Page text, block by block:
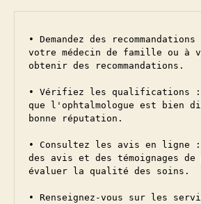
• Demandez des
votre médecin de famille ou à
obtenir des recommandations.
• Vérifiez les qualifications :
que l'ophtalmologue est bien
bonne réputation.
• Consultez les avis en ligne :
des avis et des témoignages
évaluer la qualité des soins.
• Renseignez-vous sur les